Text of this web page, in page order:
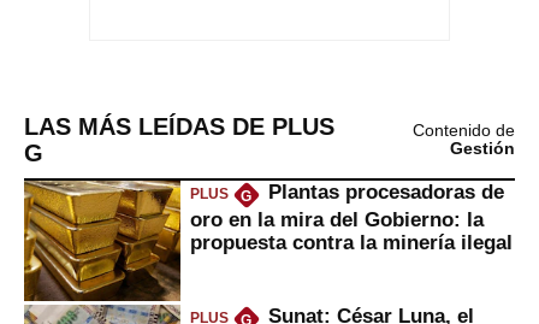
LAS MÁS LEÍDAS DE PLUS
G
Contenido de
Gestión
PLUS G
Plantas procesadoras de
oro en la mira del Gobierno: la
propuesta contra la minería ilegal
PLUS G
Sunat: César Luna, el